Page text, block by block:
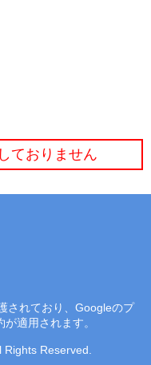
ておりません
されており、Googleのプ
が適用されます。
Reserved.